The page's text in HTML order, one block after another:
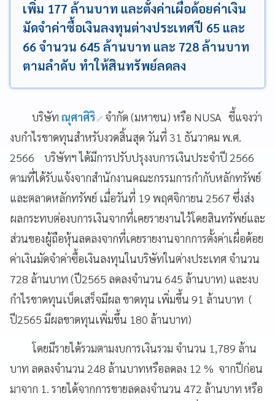
เพิ่ม 177 ล้านบาท และตั้งค่าเผื่อด้อยค่าเงิน
มัดจำค่าซื้อเงินลงทุนต่างประเทศปี 65 และ
66 จำนวน 645 ล้านบาท และ 728 ล้านบาท
ตามลำดับ ทำให้สินทรัพย์ลดลง
บริษัท ณุศาศิริ จำกัด (มหาชน) หรือ NUSA ชี้แจงว่า
งบกำไรขาดทุนสำหรับงวดสิ้นสุด วันที่ 31 ธันวาคม พ.ศ.
2566 บริษัทฯ ได้มีการปรับปรุงงบการเงินประจำปี 2566
ตามที่ได้รับแจ้งจากสำนักงานคณะกรรมการกำกับหลักทรัพย์
และตลาดหลักทรัพย์ เมื่อวันที่ 19 พฤศจิกายน 2567 ซึ่งส่ง
ผลกระทบต่องบการเงินจากที่เคยรายงานไว้โดยสินทรัพย์และ
ส่วนของผู้ถือหุ้นลดลงจากที่เคยรายงานจากการตั้งค่าเผื่อด้อย
ค่าเงินมัดจำค่าซื้อเงินลงทุนในบริษัทในต่างประเทศ จำนวน
728 ล้านบาท (ปี2565 ลดลงจำนวน 645 ล้านบาท) และงบ
กำไรขาดทุนเบ็ดเสร็จมีผล ขาดทุน เพิ่มขึ้น 91 ล้านบาท (
ปี2565 มีผลขาดทุนเพิ่มขึ้น 180 ล้านบาท)
โดยมีรายได้รวมตามงบการเงินรวม จำนวน 1,789 ล้าน
บาท ลดลงจำนวน 248 ล้านบาทหรือลดลง 12 % จากปีก่อน
มาจาก 1. รายได้จากการขายลดลงจำนวน 472 ล้านบาท หรือ